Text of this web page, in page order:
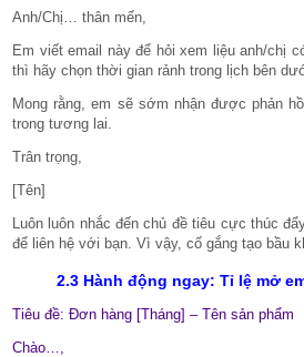
Anh/Chị… thân mến,
Em viết email này để hỏi xem liệu anh/chị
thì hãy chọn thời gian rảnh trong lịch bên
Mong rằng, em sẽ sớm nhận được phản
trong tương lai.
Trân trọng,
[Tên]
Luôn luôn nhắc đến chủ đề tiêu cực thúc
để liên hệ với bạn. Vì vậy, cố gắng tạo bầu
2.3 Hành động ngay: Tỉ lệ mở
Tiêu đề: Đơn hàng [Tháng] – Tên sản phẩm
Chào…,